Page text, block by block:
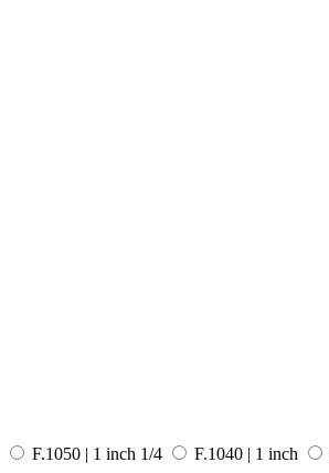
F.1050 | 1 inch 1/4 F.1040 | 1 inch